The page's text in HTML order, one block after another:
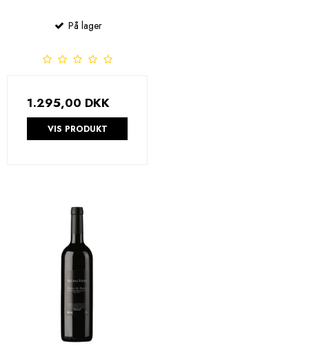
På lager
1.295,00 DKK
VIS PRODUKT